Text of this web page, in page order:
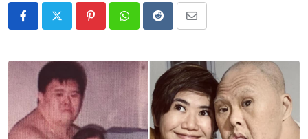
PinterestWhatsappRedditShare
Email